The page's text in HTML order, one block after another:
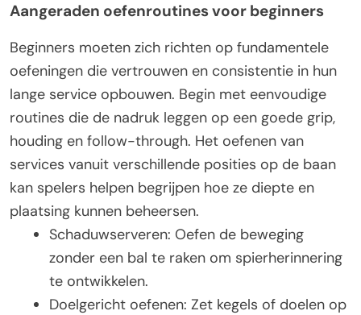
Aangeraden oefenroutines voor beginners
Beginners moeten zich richten op fundamentele
oefeningen die vertrouwen en consistentie in hun
lange service opbouwen. Begin met eenvoudige
routines die de nadruk leggen op een goede grip,
houding en follow-through. Het oefenen van
services vanuit verschillende posities op de baan
kan spelers helpen begrijpen hoe ze diepte en
plaatsing kunnen beheersen.
Schaduwserveren: Oefen de beweging
zonder een bal te raken om spierherinnering
te ontwikkelen.
Doelgericht oefenen: Zet kegels of doelen op